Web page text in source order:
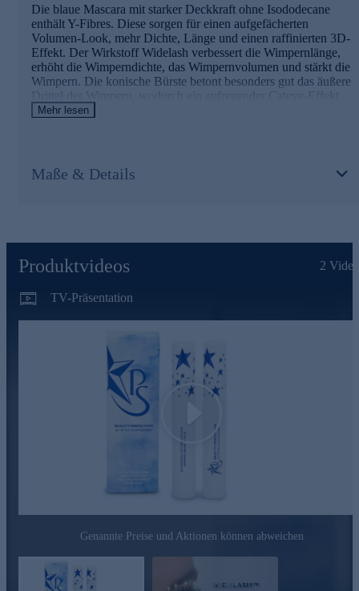
Die blaue Mascara mit starker Deckkraft ohne Isododecane
enthält Y-Fibres. Diese sorgen für einen aufgefächerten
Volumen-Look, mehr Dichte, Länge und einen raffinierten 3D-
Effekt. Der Wirkstoff Widelash verbessert die Wimpernlänge,
erhöht die Wimperndichte, das Wimpernvolumen und stärkt die
Wimpern. Die konische Bürste betont besonders gut das äußere
Drittel der Wimpern, wodurch ein aufregender Cateye-Effekt
erzielt wird. Das dünne Ende des Bürstchens erfasst im inneren
Jetzt bequem online bestellen.
Mehr lesen
Maße & Details
Produktvideos 2
TV-Präsentation
Genannte Preise und Aktionen können abweichen